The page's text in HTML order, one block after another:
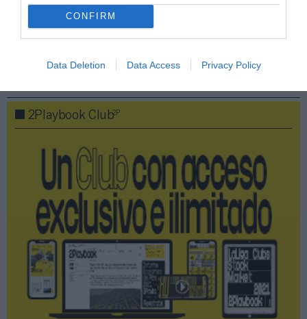
CONFIRM
Data Deletion Data Access Privacy Policy
PRO Women in Sports
2Playbook Club2P